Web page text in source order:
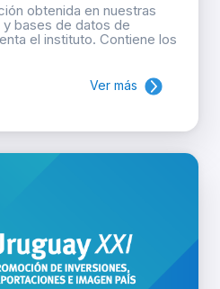
obtenida en nuestras
bases de datos de
el instituto. Contiene los
Ver más